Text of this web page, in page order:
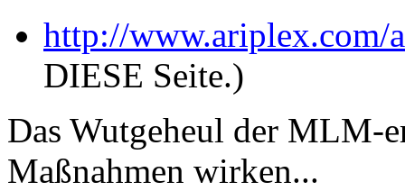
http://www.ariplex.com/
DIESE Seite.)
Das Wutgeheul der MLM-
Maßnahmen wirken...